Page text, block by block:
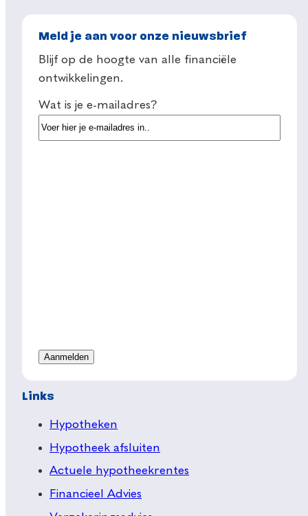
Meld je aan voor onze nieuwsbrief
Blijf op de hoogte van alle financiële
ontwikkelingen.
Wat is je e-mailadres?
Links
Hypotheken
Hypotheek afsluiten
Actuele hypotheekrentes
Financieel Advies